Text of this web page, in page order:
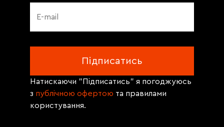
Натискаючи "Підписатись" я погоджуюсь
з публічною офертою та правилами
користування.